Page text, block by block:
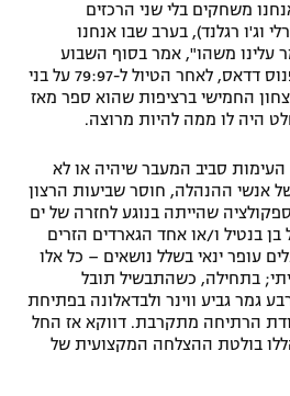
עסק
כשאנחנו משחקים בלי שני הרכזים
וג'ו רגלנד), בערב שבו אנחנו
זה אומר עלינו משהו", אמר בסוף השבוע
מאמן הפועל תל אביב סטפנוס דדאס, לאחר הטיול ל-79:97 על בני
החמישי ברציפות שהוא ספר מאז
היה לו ממה להיות מרוצה.
העימות סביב המעבר שיהיה או לא
אנשי ההנהלה, חוסר שביעות הרצון
שהייתה בנוגע לחזרה של ים
בנטיל ו/או אחד הגארדים הזרים
עופר ינאי בשלל נושאים – כל אלו
בתחילה, כשהתבשיל תובל
גמר גביע ווינר ולבדאלונה בפתיחת
הרתיחה מתקרבת. דווקא אז החל
בולטת ההצלחה המקצועית של